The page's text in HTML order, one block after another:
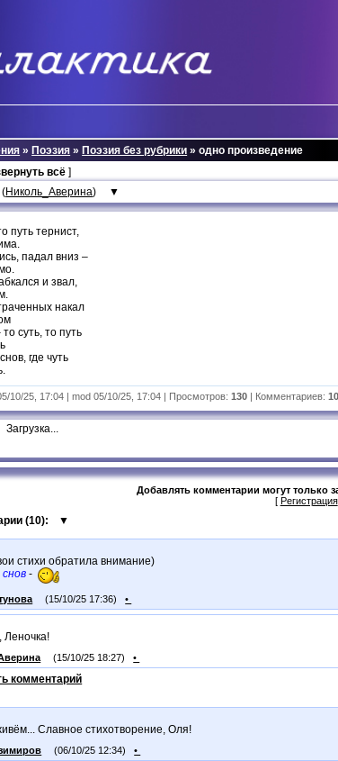
»Поэзия »Поэзия без рубрики » одно произведение
всё ]
(Николь_Аверина) ▼
путь тернист,
падал вниз –
и звал,
накал
суть, то путь
где чуть
10/25, 17:04 | mod 05/10/25, 17:04 | Просмотров:130 | Комментариев:10
Загрузка...
Добавлять комментарии могут только
[ Регистрация
(10): ▼
стихи обратила внимание)
-
(15/10/25 17:36) •
Леночка!
(15/10/25 18:27) •
комментарий
Славное стихотворение, Оля!
(06/10/25 12:34) •